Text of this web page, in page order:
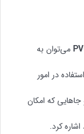
می‌توان به
در امور
که امکان
کرد.